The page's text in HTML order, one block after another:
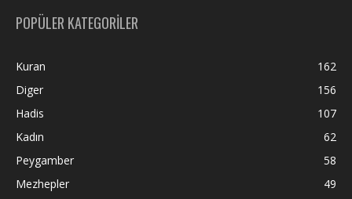
POPÜLER KATEGORİLER
Kuran
162
Diger
156
Hadis
107
Kadın
62
Peygamber
58
Mezhepler
49